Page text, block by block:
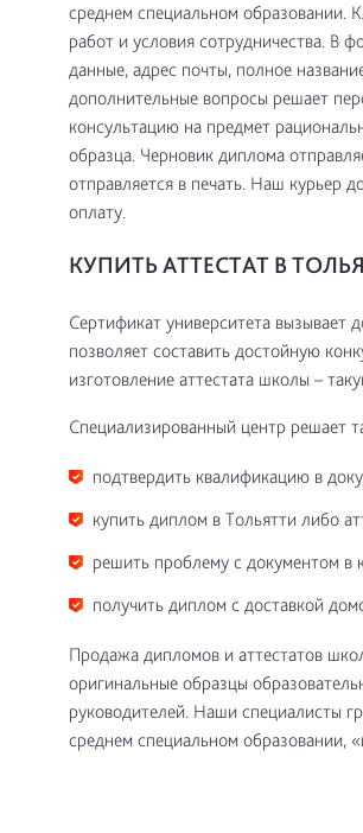
среднем специальном образовании.
работ и условия сотрудничества. В
данные, адрес почты, полное
дополнительные вопросы решает
консультацию на предмет
образца. Черновик диплома
отправляется в печать. Наш курьер
оплату.
КУПИТЬ АТТЕСТАТ В
Сертификат университета вызывает
позволяет составить достойную
изготовление аттестата школы –
Специализированный центр решает
подтвердить квалификацию в
купить диплом в Тольятти либо
решить проблему с документом в
получить диплом с доставкой
Продажа дипломов и аттестатов
оригинальные образцы
руководителей. Наши специалисты
среднем специальном образовании,